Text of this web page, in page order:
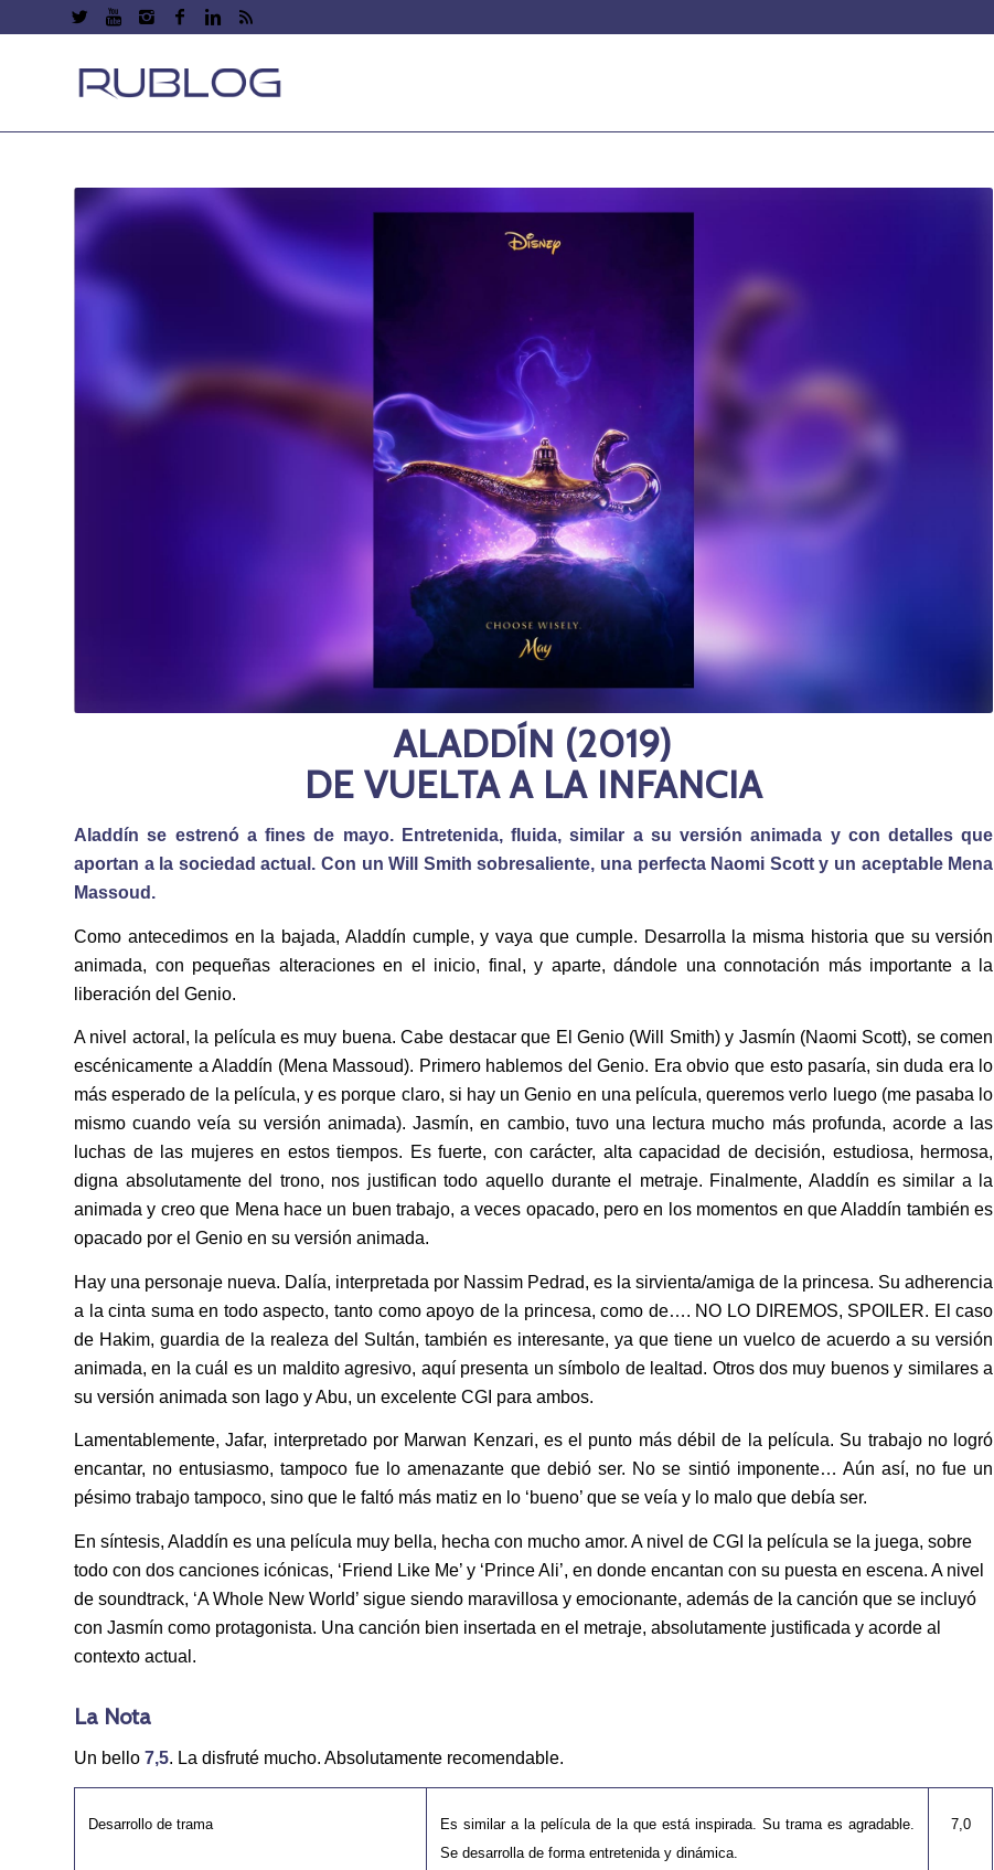
ALADDÍN (2019)
DE VUELTA A LA INFANCIA
Aladdín se estrenó a fines de mayo. Entretenida, fluida, similar a su versión animada y con detalles que
aportan a la sociedad actual. Con un Will Smith sobresaliente, una perfecta Naomi Scott y un aceptable Mena
Massoud.
Como antecedimos en la bajada, Aladdín cumple, y vaya que cumple. Desarrolla la misma historia que su versión
animada, con pequeñas alteraciones en el inicio, final, y aparte, dándole una connotación más importante a la
liberación del Genio.
A nivel actoral, la película es muy buena. Cabe destacar que El Genio (Will Smith) y Jasmín (Naomi Scott), se comen
escénicamente a Aladdín (Mena Massoud). Primero hablemos del Genio. Era obvio que esto pasaría, sin duda era lo
más esperado de la película, y es porque claro, si hay un Genio en una película, queremos verlo luego (me pasaba lo
mismo cuando veía su versión animada). Jasmín, en cambio, tuvo una lectura mucho más profunda, acorde a las
luchas de las mujeres en estos tiempos. Es fuerte, con carácter, alta capacidad de decisión, estudiosa, hermosa,
digna absolutamente del trono, nos justifican todo aquello durante el metraje. Finalmente, Aladdín es similar a la
animada y creo que Mena hace un buen trabajo, a veces opacado, pero en los momentos en que Aladdín también es
opacado por el Genio en su versión animada.
Hay una personaje nueva. Dalía, interpretada por Nassim Pedrad, es la sirvienta/amiga de la princesa. Su adherencia
a la cinta suma en todo aspecto, tanto como apoyo de la princesa, como de…. NO LO DIREMOS, SPOILER. El caso
de Hakim, guardia de la realeza del Sultán, también es interesante, ya que tiene un vuelco de acuerdo a su versión
animada, en la cuál es un maldito agresivo, aquí presenta un símbolo de lealtad. Otros dos muy buenos y similares a
su versión animada son Iago y Abu, un excelente CGI para ambos.
Lamentablemente, Jafar, interpretado por Marwan Kenzari, es el punto más débil de la película. Su trabajo no logró
encantar, no entusiasmo, tampoco fue lo amenazante que debió ser. No se sintió imponente… Aún así, no fue un
pésimo trabajo tampoco, sino que le faltó más matiz en lo ‘bueno’ que se veía y lo malo que debía ser.
En síntesis, Aladdín es una película muy bella, hecha con mucho amor. A nivel de CGI la película se la juega, sobre
todo con dos canciones icónicas, ‘Friend Like Me’ y ‘Prince Ali’, en donde encantan con su puesta en escena. A nivel
de soundtrack, ‘A Whole New World’ sigue siendo maravillosa y emocionante, además de la canción que se incluyó
con Jasmín como protagonista. Una canción bien insertada en el metraje, absolutamente justificada y acorde al
contexto actual.
La Nota
Un bello 7,5. La disfruté mucho. Absolutamente recomendable.
Desarrollo de trama
Es similar a la película de la que está inspirada. Su trama es agradable.
Se desarrolla de forma entretenida y dinámica.
7,0